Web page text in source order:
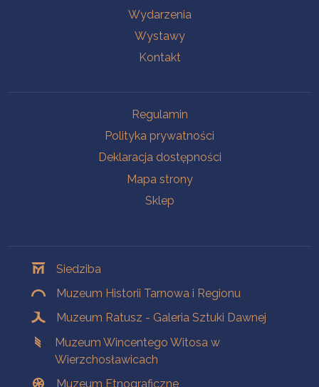
Wydarzenia
Wystawy
Kontakt
Regulamin
Polityka prywatności
Deklaracja dostępności
Mapa strony
Sklep
Siedziba
Muzeum Historii Tarnowa i Regionu
Muzeum Ratusz - Galeria Sztuki Dawnej
Muzeum Wincentego Witosa w
Wierzchosławicach
Muzeum Etnograficzne